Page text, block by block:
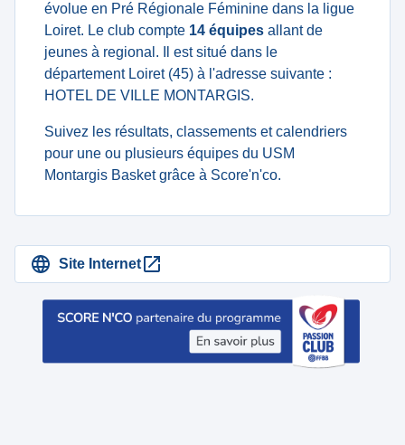
évolue en Pré Régionale Féminine dans la ligue
Loiret. Le club compte 14 équipes allant de
jeunes à regional. Il est situé dans le
département Loiret (45) à l'adresse suivante :
HOTEL DE VILLE MONTARGIS.
Suivez les résultats, classements et calendriers
pour une ou plusieurs équipes du USM
Montargis Basket grâce à Score'n'co.
Site Internet